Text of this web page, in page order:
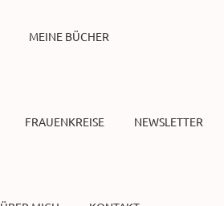
MEINE BÜCHER
FRAUENKREISE NEWSLETTER